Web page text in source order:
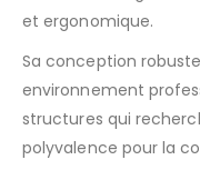
et ergonomique.
Sa conception
environnement
structures qui
polyvalence pour la